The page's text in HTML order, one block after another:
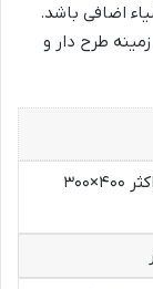
اضافی باشد.
طرح دار و
حداقل ۲۰۰×۳۰۰ و حداکثر ۴۰۰×۳۰۰